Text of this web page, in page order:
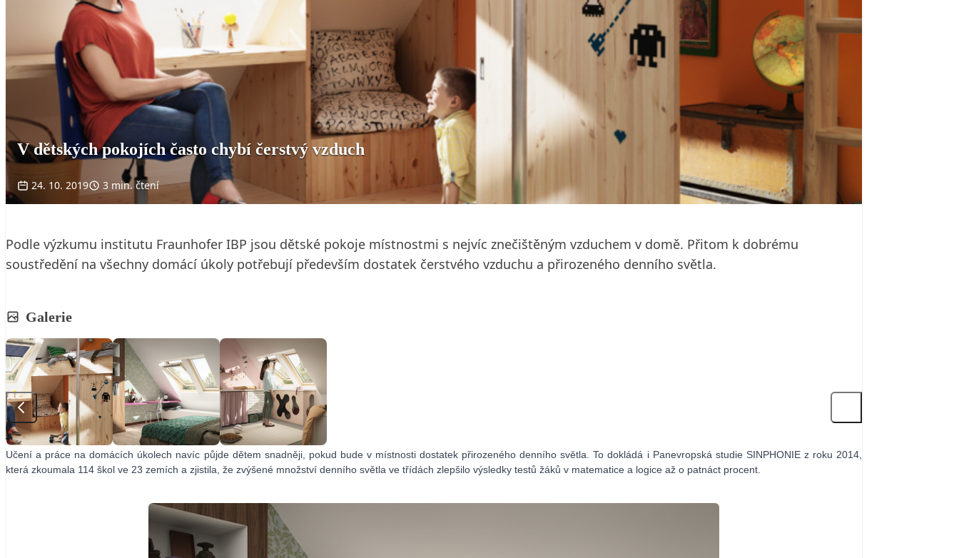
V dětských pokojích často chybí čerstvý vzduch
24. 10. 2019 3 min. čtení
Podle výzkumu institutu Fraunhofer IBP jsou dětské pokoje místnostmi s nejvíc znečištěným vzduchem v domě. Přitom k dobrému
soustředění na všechny domácí úkoly potřebují především dostatek čerstvého vzduchu a přirozeného denního světla.
Galerie
Učení a práce na domácích úkolech navíc půjde dětem snadněji, pokud bude v místnosti dostatek přirozeného denního světla. To dokládá i Panevropská studie SINPHONIE z roku 2014,
která zkoumala 114 škol ve 23 zemích a zjistila, že zvýšené množství denního světla ve třídách zlepšilo výsledky testů žáků v matematice a logice až o patnáct procent.